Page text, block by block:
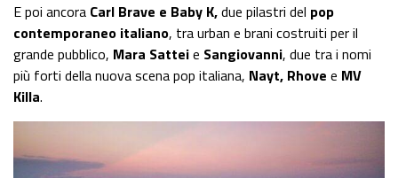
E poi ancora Carl Brave e Baby K,due pilastri del pop
contemporaneo italiano, tra urban e brani costruiti per il
grande pubblico, Mara Satteie Sangiovanni, due tra i nomi
più forti della nuova scena pop italiana, Nayt, Rhove e MV
Killa.